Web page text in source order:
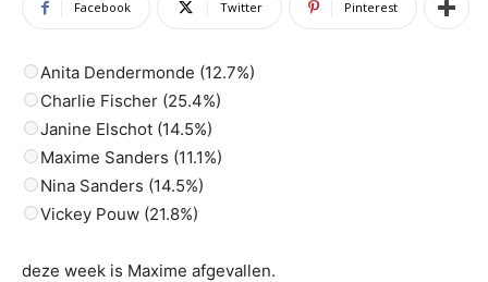
Facebook Twitter Pinterest
Anita Dendermonde (12.7%)
Charlie Fischer (25.4%)
Janine Elschot (14.5%)
Maxime Sanders (11.1%)
Nina Sanders (14.5%)
Vickey Pouw (21.8%)
deze week is Maxime afgevallen.